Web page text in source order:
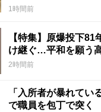
1時間前
【特集】原爆投下
け継ぐ…平和を願う
2時間前
「入所者が暴れてい
で職員を包丁で突く